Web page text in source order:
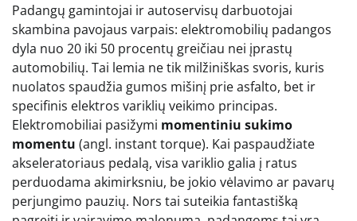
Padangų gamintojai ir autoservisų darbuotojai
skambina pavojaus varpais: elektromobilių padangos
dyla nuo 20 iki 50 procentų greičiau nei įprastų
automobilių. Tai lemia ne tik milžiniškas svoris, kuris
nuolatos spaudžia gumos mišinį prie asfalto, bet ir
specifinis elektros variklių veikimo principas.
Elektromobiliai pasižymi momentiniu sukimo
momentu (angl. instant torque). Kai paspaudžiate
akseleratoriaus pedalą, visa variklio galia į ratus
perduodama akimirksniu, be jokio vėlavimo ar pavarų
perjungimo pauzių. Nors tai suteikia fantastišką